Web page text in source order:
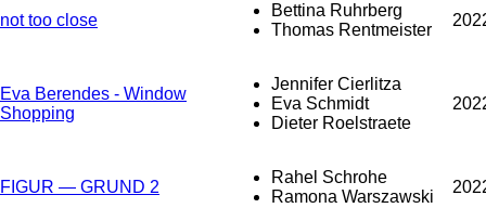
not too close
Bettina Ruhrberg
Thomas Rentmeister
Eva Berendes - Window
Shopping
Jennifer Cierlitza
Eva Schmidt
Dieter Roelstraete
FIGUR — GRUND 2
Rahel Schrohe
Ramona Warszawski